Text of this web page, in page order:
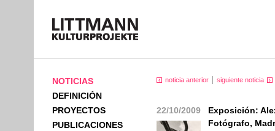
NOTICIAS
DEFINICIÓN
PROYECTOS
PUBLICACIONES
noticia anterior siguiente noticia
22/10/2009
Exposición:
Fotógrafo,